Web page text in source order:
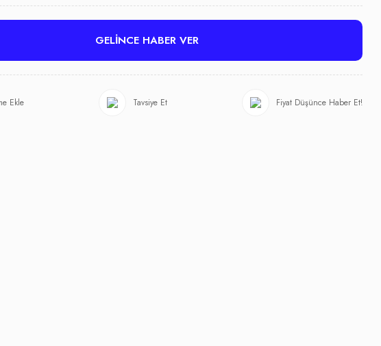
GELİNCE HABER VER
Tavsiye Et Fiyat Düşünce Haber Et!